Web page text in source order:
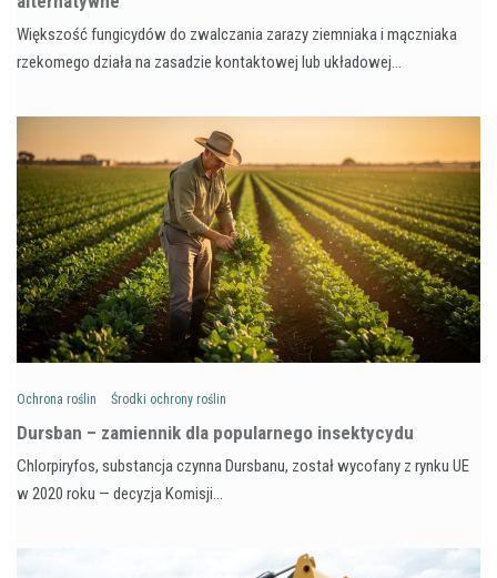
Większość fungicydów do zwalczania zarazy ziemniaka i mączniaka
rzekomego działa na zasadzie kontaktowej lub układowej…
Ochrona roślin Środki ochrony roślin
Dursban – zamiennik dla popularnego insektycydu
Chlorpiryfos, substancja czynna Dursbanu, został wycofany z rynku UE
w 2020 roku — decyzja Komisji…